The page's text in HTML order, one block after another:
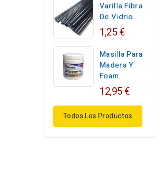
Varilla Fibra
De Vidrio...
1,25 €
Masilla Para
Madera Y
Foam...
12,95 €
Todos Los Productos